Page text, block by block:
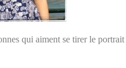
qui aiment se tirer le